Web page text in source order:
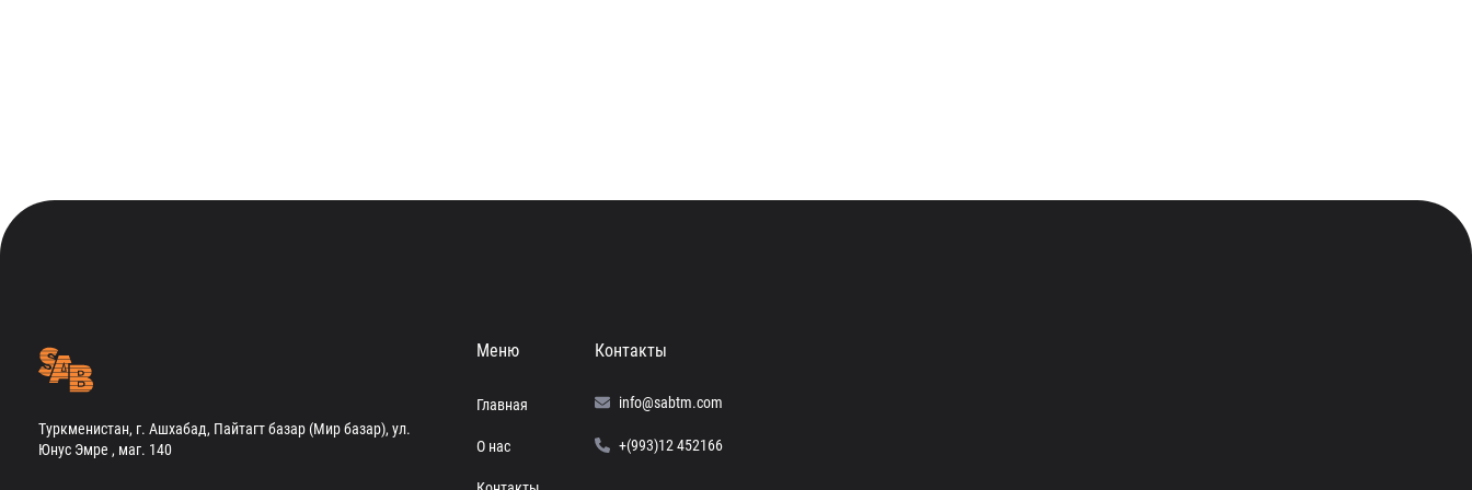
Туркменистан, г. Ашхабад, Пайтагт базар (Мир базар), ул.
Юнус Эмре , маг. 140
Меню
Главная
О нас
Контакты
info@sabtm.com
+(993)12 452166